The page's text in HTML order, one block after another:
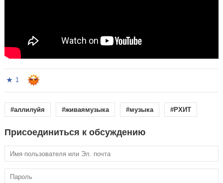
1
#аллилуйя #живаямузыка #музыка #РХИТ
Присоединиться к обсуждению